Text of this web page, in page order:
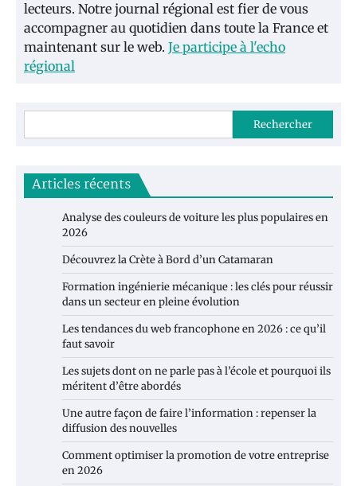
lecteurs. Notre journal régional est fier de vous
accompagner au quotidien dans toute la France et
maintenant sur le web. Je participe à l'echo
régional
Rechercher
Articles récents
Analyse des couleurs de voiture les plus populaires en
2026
Découvrez la Crète à Bord d’un Catamaran
Formation ingénierie mécanique : les clés pour réussir
dans un secteur en pleine évolution
Les tendances du web francophone en 2026 : ce qu’il
faut savoir
Les sujets dont on ne parle pas à l’école et pourquoi ils
méritent d’être abordés
Une autre façon de faire l’information : repenser la
diffusion des nouvelles
Comment optimiser la promotion de votre entreprise
en 2026